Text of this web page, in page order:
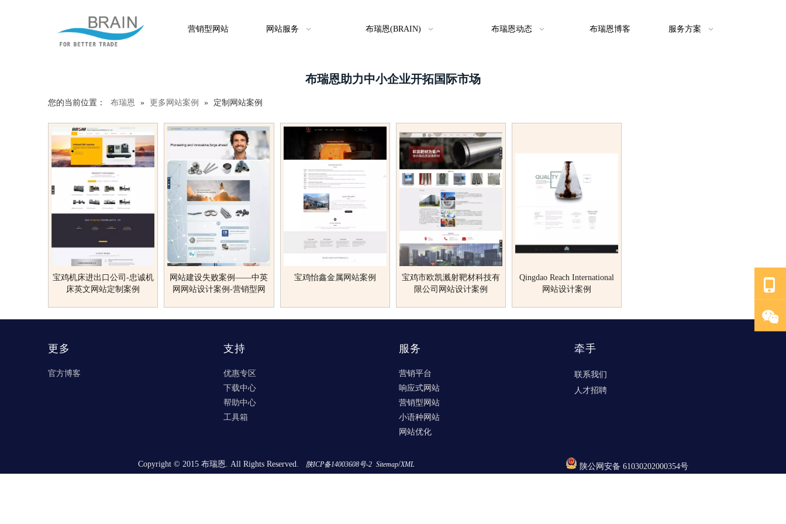
营销型网站 网站服务 布瑞恩(BRAIN) 布瑞恩动态 布瑞恩博客 服务方案
布瑞恩助力中小企业开拓国际市场
您的当前位置： 布瑞恩 » 更多网站案例 » 定制网站案例
宝鸡机床进出口公司-忠诚机
床英文网站定制案例
网站建设失败案例——中英
网网站设计案例-营销型网
宝鸡怡鑫金属网站案例
宝鸡市欧凯溅射靶材科技有
限公司网站设计案例
Qingdao Reach International
网站设计案例
更多
官方博客
支持
优惠专区
下载中心
帮助中心
工具箱
服务
营销平台
响应式网站
营销型网站
小语种网站
网站优化
牵手
联系我们
人才招聘
Copyright © 2015 布瑞恩. All Rights Reserved. 陕ICP备14003608号-2 Sitemap/XML 陕公网安备 61030202000354号